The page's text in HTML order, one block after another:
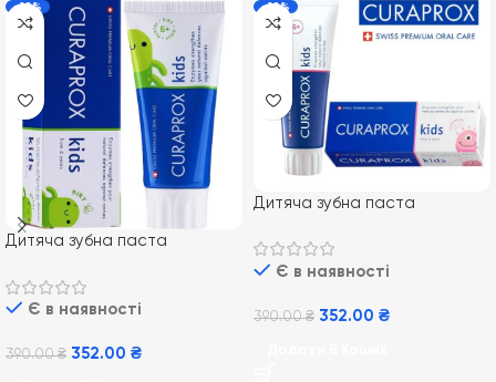
-10%
Дитяча зубна паста
ppm (від 6 років), смак м’яти,
60 млЄ в наявності
390.00₴ 352.00 ₴
-10%
Дитяча зубна паста
ppm (від 6 років), смак
кавуна, 60 мл
Є в наявності
390.00₴ 352.00 ₴